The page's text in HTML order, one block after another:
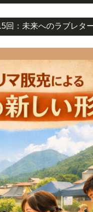
回：未来へのラブレタ